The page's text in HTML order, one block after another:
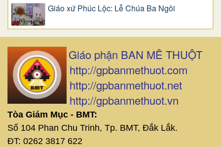
Giáo xứ Phúc Lộc: Lễ Chúa Ba Ngôi
Giáo phận BAN MÊ THUỘT
http://gpbanmethuot.com
http://gpbanmethuot.net
http://gpbanmethuot.vn
Tòa Giám Mục - BMT:
Số 104 Phan Chu Trinh, Tp. BMT, Đắk Lắk.
ĐT: 0262 3817 622